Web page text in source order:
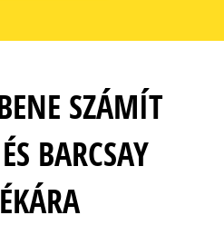
SZÁMÍT
BARCSAY